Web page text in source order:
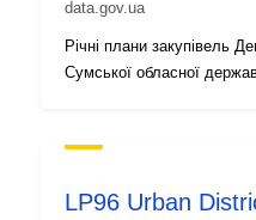
data.gov.ua
Річні плани закупівель
Сумської обласної
LP96 Urban